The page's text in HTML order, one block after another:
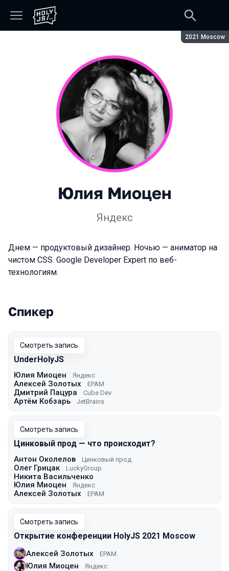
Сезон:
2021 Moscow
Юлия Миоцен
Яндекс
Днем — продуктовый дизайнер. Ночью — аниматор на
чистом CSS. Google Developer Expert по веб-
технологиям.
Выступления в сезоне 2021 Moscow
Спикер
Смотреть запись
UnderHolyJS
Юлия Миоцен Яндекс
Алексей Золотых EPAM
Дмитрий Пацура Cube Dev
Артём Кобзарь JetBrains
Смотреть запись
Цинковый прод — что происходит?
Антон Околелов Цинковый прод
Олег Грицак LuckyGroup
Никита Васильченко
Юлия Миоцен
Яндекс
Алексей Золотых EPAM
Смотреть запись
Открытие конференции HolyJS 2021 Moscow
Алексей Золотых EPAM
Юлия Миоцен Яндекс